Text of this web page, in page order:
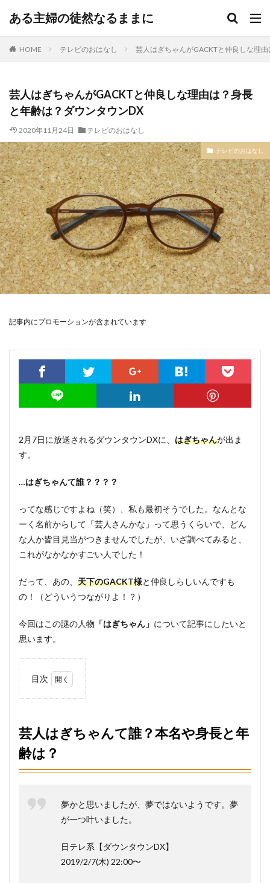
ある主婦の徒然なるままに
HOME テレビのおはなし 芸人はぎちゃんがGACKTと仲良しな理
芸人はぎちゃんがGACKTと仲良しな理由は？身長
と年齢は？ダウンタウンDX
2020年11月24日 テレビのおはなし
テレビのおはなし
記事内にプロモーションが含まれています
2月7日に放送されるダウンタウンDXに、 はぎちゃんが出ま
す。
…はぎちゃんて誰？？？？
ってな感じですよね（笑）、私も最初そうでした。なんとな
ーく名前からして「芸人さんかな」って思うくらいで、どん
な人か皆目見当がつきませんでしたが、いざ調べてみると、
これがなかなかすごい人でした！
だって、あの、 天下のGACKT様と仲良しらしいんですも
の！（どういうつながりよ！？）
今回はこの謎の人物 「はぎちゃん」 について記事にしたいと
思います。
目次
ちゃ
んて
誰？
本名
や身
は？
芸人は
（GACKT）
と仲良しな
芸人はぎちゃんて誰？本名や身長と年
齢は？
夢かと思いましたが、夢ではないようです。夢
が一つ叶いました。
日テレ系【ダウンタウンDX】
2019/2/7(木) 22:00〜